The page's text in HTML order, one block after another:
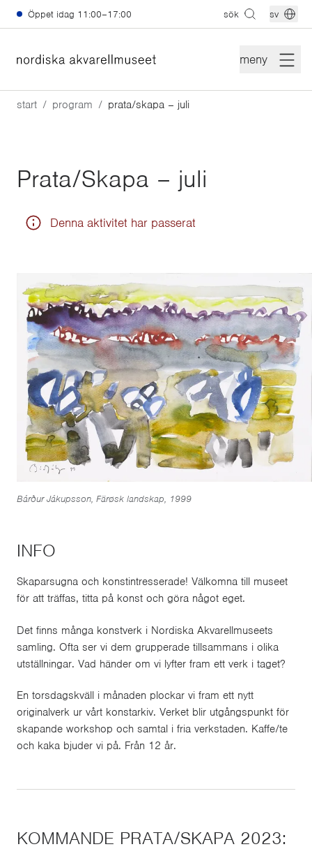
Hoppa till huvudinnehåll
Öppet idag 11:00–17:00 sök sv
meny
start program prata/skapa – juli
Prata/Skapa – juli
Denna aktivitet har passerat
Bárður Jákupsson, Färøsk​ landskap, 1999
INFO
Skaparsugna och konstintresserade! Välkomna till museet
för att träffas, titta på konst och göra något eget.
Det finns många konstverk i Nordiska Akvarellmuseets
samling. Ofta ser vi dem grupperade tillsammans i olika
utställningar. Vad händer om vi lyfter fram ett verk i taget?
En torsdagskväll i månaden plockar vi fram ett nytt
originalverk ur vårt konstarkiv. Verket blir utgångspunkt för
skapande workshop och samtal i fria verkstaden. Kaffe/te
och kaka bjuder vi på. Från 12 år.
KOMMANDE PRATA/SKAPA 2023: